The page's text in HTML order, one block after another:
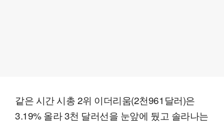
같은 시간 시총 2위 이더리움(2천961달러)은
3.19% 올라 3천 달러선을 눈앞에 뒀고 솔라나는